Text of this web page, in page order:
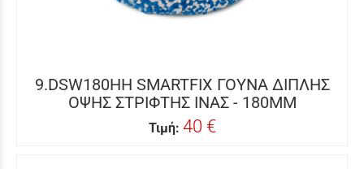
9.DSW180HH SMARTFIX ΓΟΥΝΑ ΔΙΠΛΗΣ
ΟΨΗΣ ΣΤΡΙΦΤΗΣ ΙΝΑΣ - 180MM
Τιμή: 40 €